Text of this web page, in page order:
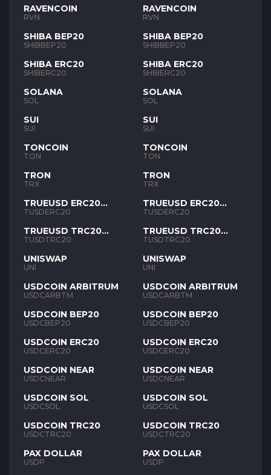
RAVENCOIN
RVN
SHIBA BEP20
SHIBBEP20
SHIBA ERC20
SHIBERC20
SOLANA
SOL
SUI
SUI
TONCOIN
TON
TRON
TRX
TRUEUSD ERC20
TUSD
TUSDERC20
TRUEUSD TRC20
TUSD
TUSDTRC20
UNISWAP
UNI
USDCOIN ARBITRUM
USDCARBTM
USDCOIN BEP20
USDCBEP20
USDCOIN ERC20
USDCERC20
USDCOIN NEAR
USDCNEAR
USDCOIN SOL
USDCSOL
USDCOIN TRC20
USDCTRC20
PAX DOLLAR
USDP
RAVENCOIN
RVN
SHIBA BEP20
SHIBBEP20
SHIBA ERC20
SHIBERC20
SOLANA
SOL
SUI
SUI
TONCOIN
TON
TRON
TRX
TRUEUSD ERC20
TUSD
TUSDERC20
TRUEUSD TRC20
TUSD
TUSDTRC20
UNISWAP
UNI
USDCOIN ARBITRUM
USDCARBTM
USDCOIN BEP20
USDCBEP20
USDCOIN ERC20
USDCERC20
USDCOIN NEAR
USDCNEAR
USDCOIN SOL
USDCSOL
USDCOIN TRC20
USDCTRC20
PAX DOLLAR
USDP